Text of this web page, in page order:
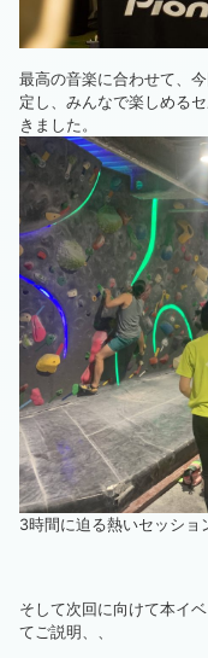
最高の音楽に合わせて、
定し、みんなで楽しめる
きました。
3時間に迫る熱いセッショ
そして次回に向けて本イ
てご説明、、